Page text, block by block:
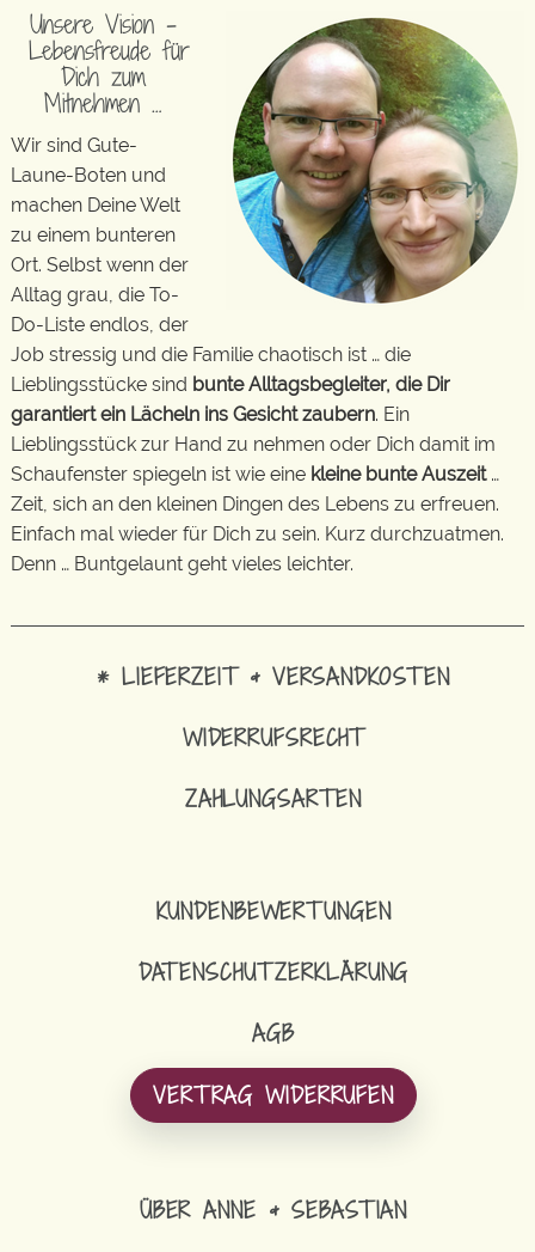
Unsere Vision –
Lebensfreude für
Dich zum
Mitnehmen …
Wir sind Gute-
Laune-Boten und
machen Deine Welt
zu einem bunteren
Ort. Selbst wenn der
Alltag grau, die To-
Do-Liste endlos, der
Job stressig und die Familie chaotisch ist … die
Lieblingsstücke sind bunte Alltagsbegleiter, die Dir
garantiert ein Lächeln ins Gesicht zaubern. Ein
Lieblingsstück zur Hand zu nehmen oder Dich damit im
Schaufenster spiegeln ist wie eine kleine bunte Auszeit…
Zeit, sich an den kleinen Dingen des Lebens zu erfreuen.
Einfach mal wieder für Dich zu sein. Kurz durchzuatmen.
Denn … Buntgelaunt geht vieles leichter.
* LIEFERZEIT & VERSANDKOSTEN
WIDERRUFSRECHT
ZAHLUNGSARTEN
KUNDENBEWERTUNGEN
DATENSCHUTZERKLÄRUNG
AGB
VERTRAG WIDERRUFEN
ÜBER ANNE & SEBASTIAN